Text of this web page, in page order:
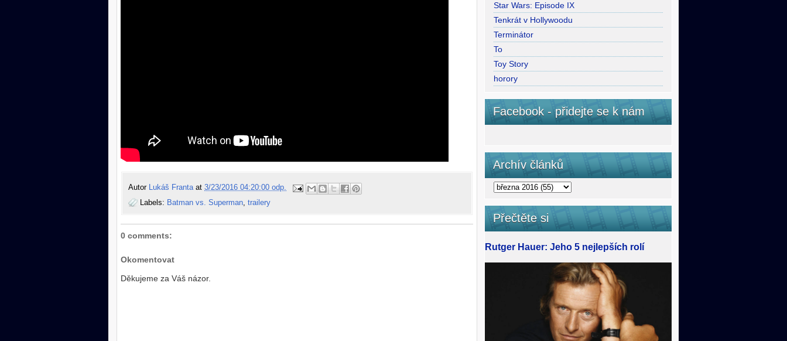
Autor Lukáš Franta at 3/23/2016 04:20:00 odp.
Labels: Batman vs. Superman trailery
0 comments:
Okomentovat
Děkujeme za Váš názor.
Star Wars: Episode IX
Tenkrát v Hollywoodu
Terminátor
To
Toy Story
horory
Facebook - přidejte se k nám
Archív článků
Přečtěte si
Rutger Hauer: Jeho 5 nejlepších rolí